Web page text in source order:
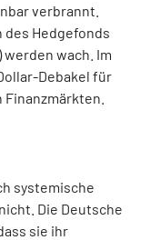
verbrannt.
des Hedgefonds
werden wach. Im
Debakel für
systemische
Die Deutsche
sie ihr